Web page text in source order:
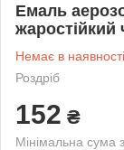
Емаль
жаростійкий
Немає в наявності
Роздріб
152 ₴
Мінімальна сума